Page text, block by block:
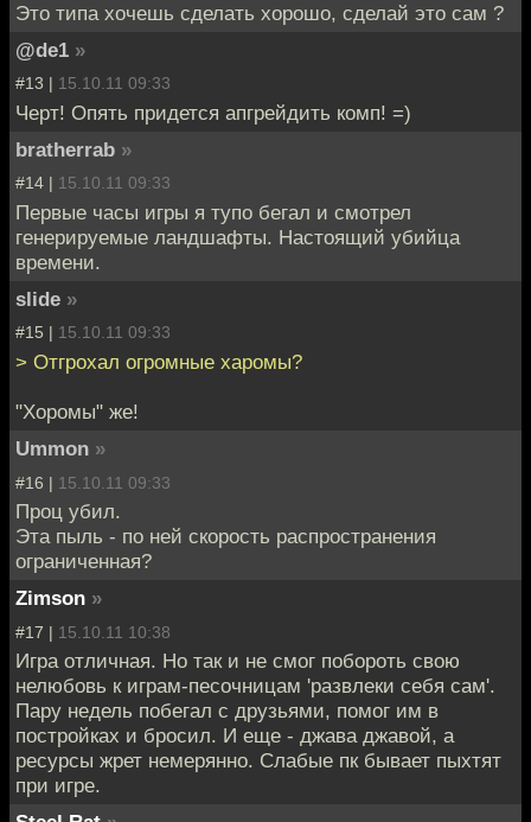
Это типа хочешь сделать хорошо, сделай это сам ?
@de1 »
#13 | 15.10.11 09:33
Черт! Опять придется апгрейдить комп! =)
bratherrab »
#14 | 15.10.11 09:33
Первые часы игры я тупо бегал и смотрел
генерируемые ландшафты. Настоящий убийца
времени.
slide »
#15 | 15.10.11 09:33
> Отгрохал огромные харомы?
"Хоромы" же!
Ummon »
#16 | 15.10.11 09:33
Проц убил.
Эта пыль - по ней скорость распространения
ограниченная?
Zimson »
#17 | 15.10.11 10:38
Игра отличная. Но так и не смог побороть свою
нелюбовь к играм-песочницам 'развлеки себя сам'.
Пару недель побегал с друзьями, помог им в
постройках и бросил. И еще - джава джавой, а
ресурсы жрет немерянно. Слабые пк бывает пыхтят
при игре.